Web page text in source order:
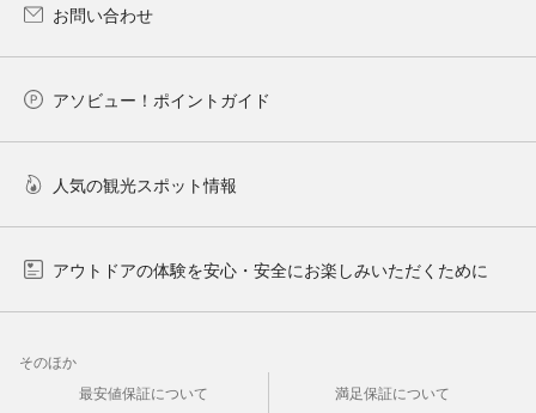
お問い合わせ
アソビュー！ポイントガイド
人気の観光スポット情報
アウトドアの体験を安心・安全にお楽しみいただくために
そのほか
最安値保証について
満足保証について